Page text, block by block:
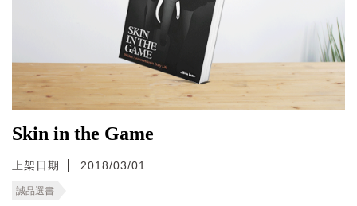
Skin in the Game
上架日期 2018/03/01
誠品選書